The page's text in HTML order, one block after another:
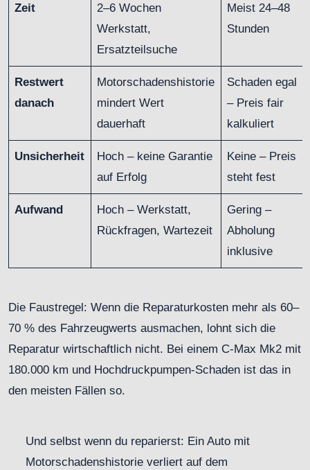
Zeit
2–6 Wochen
Werkstatt,
Ersatzteilsuche
Meist 24–48
Stunden
Restwert
danach
Motorschadenshistorie
mindert Wert
dauerhaft
Schaden egal
– Preis fair
kalkuliert
Unsicherheit
Hoch – keine Garantie
auf Erfolg
Keine – Preis
steht fest
Aufwand
Hoch – Werkstatt,
Rückfragen, Wartezeit
Gering –
Abholung
inklusive
Die Faustregel: Wenn die Reparaturkosten mehr als 60–
70 % des Fahrzeugwerts ausmachen, lohnt sich die
Reparatur wirtschaftlich nicht. Bei einem C-Max Mk2 mit
180.000 km und Hochdruckpumpen-Schaden ist das in
den meisten Fällen so.
Und selbst wenn du reparierst: Ein Auto mit
Motorschadenshistorie verliert auf dem